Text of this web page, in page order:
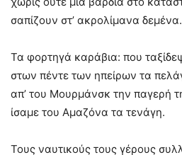
σαπίζουν στ’ ακρολίμανα δεμένα.
Τα φορτηγά καράβια: που
στων πέντε των ηπείρων τα
απ’ του Μουρμάνσκ την παγερή
ίσαμε του Αμαζόνα τα τενάγη.
Τους ναυτικούς τους γέρους